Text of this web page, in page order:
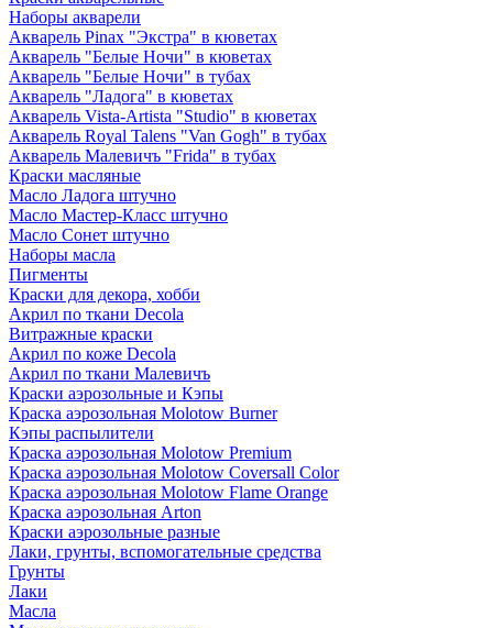
Наборы акварели
Акварель Pinax "Экстра" в кюветах
Акварель "Белые Ночи" в кюветах
Акварель "Белые Ночи" в тубах
Акварель "Ладога" в кюветах
Акварель Vista-Artista "Studio" в кюветах
Акварель Royal Talens "Van Gogh" в тубах
Акварель Малевичъ "Frida" в тубах
Краски масляные
Масло Ладога штучно
Масло Мастер-Класс штучно
Масло Сонет штучно
Наборы масла
Пигменты
Краски для декора, хобби
Акрил по ткани Decola
Витражные краски
Акрил по коже Decola
Акрил по ткани Малевичъ
Краски аэрозольные и Кэпы
Краска аэрозольная Molotow Burner
Кэпы распылители
Краска аэрозольная Molotow Premium
Краска аэрозольная Molotow Coversall Color
Краска аэрозольная Molotow Flame Orange
Краска аэрозольная Arton
Краски аэрозольные разные
Лаки, грунты, вспомогательные средства
Грунты
Лаки
Масла